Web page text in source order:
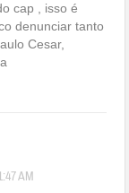
cap , isso é
denunciar tanto
Cesar,
AM